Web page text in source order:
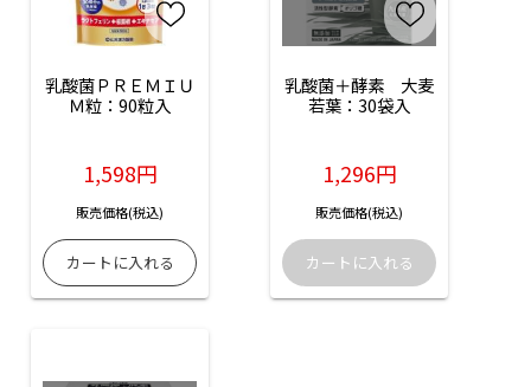
乳酸菌ＰＲＥＭＩＵ
Ｍ粒：90粒入
1,598円
販売価格(税込)
乳酸菌＋酵素　大麦
若葉：30袋入
1,296円
販売価格(税込)